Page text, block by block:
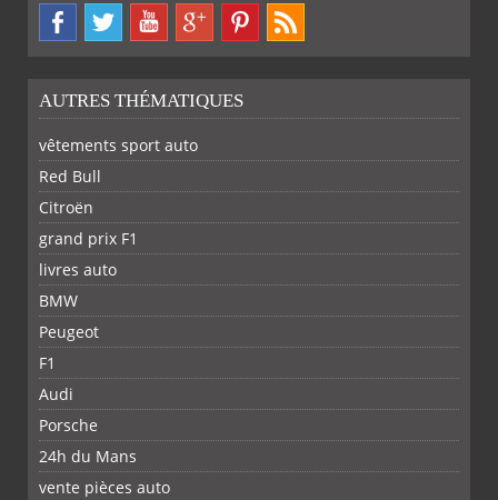
AUTRES THÉMATIQUES
vêtements sport auto
Red Bull
Citroën
grand prix F1
livres auto
BMW
Peugeot
F1
Audi
Porsche
24h du Mans
vente pièces auto